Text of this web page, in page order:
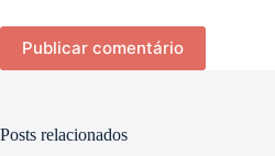
Publicar comentário
Posts relacionados